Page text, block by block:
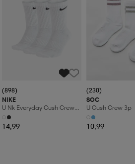
(898)
NIKE
U Nk Everyday Cush Crew
3pr
14,99
(230)
SOC
U Cush Crew 3p
10,99